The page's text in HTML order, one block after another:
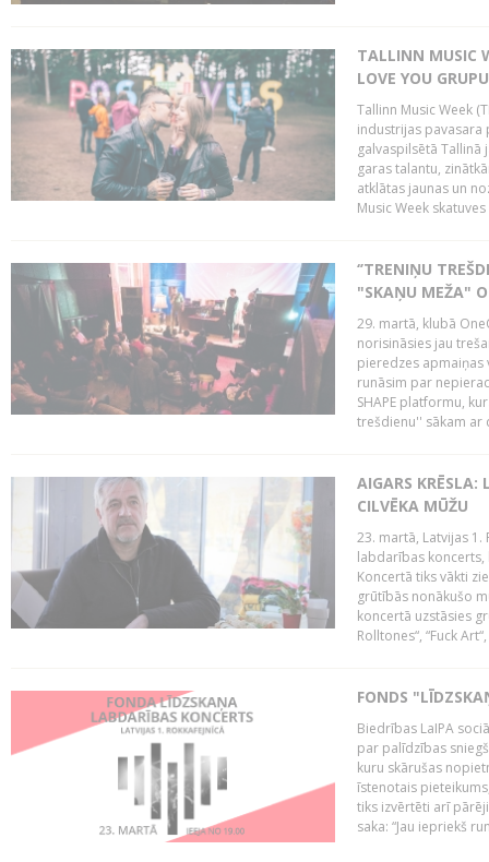
TALLINN MUSIC
LOVE YOU
Tallinn Music Week
industrijas pavasara
galvaspilsētā Tallinā
garas talantu,
atklātas jaunas un
Music Week
‘’TRENIŅU
"SKAŅU MEŽA"
29. martā, klubā
norisināsies jau
pieredzes apmaiņas
runāsim par
SHAPE platformu,
trešdienu'' sākam ar
AIGARS KRĒSLA:
CILVĒKA MŪŽU
23. martā, Latvijas 1.
labdarības koncerts,
Koncertā tiks vākti
grūtībās nonākušo
koncertā uzstāsies
Rolltones“, “Fuck
FONDS
Biedrības LaIPA
par palīdzības
kuru skārušas
īstenotais
tiks izvērtēti arī
saka: “Jau iepriekš